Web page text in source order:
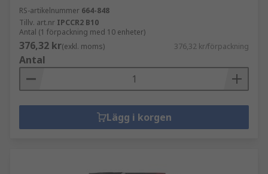
RS-artikelnummer 664-848
Tillv. art.nr IPCCR2 B10
Antal (1 förpackning med 10 enheter)
376,32 kr(exkl. moms) 376,32 kr/förpackning
Antal
Lägg i korgen